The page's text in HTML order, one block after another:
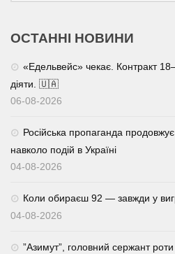
ОСТАННІ НОВИНИ
«Едельвейс» чекає. Контракт
діяти. 🇺🇦
06-08-2026
Російська пропаганда продовжує
навколо подій в Україні
04-08-2026
Коли обираєш 92 — завжди у
04-08-2026
⁨”Азимут”, головний сержант